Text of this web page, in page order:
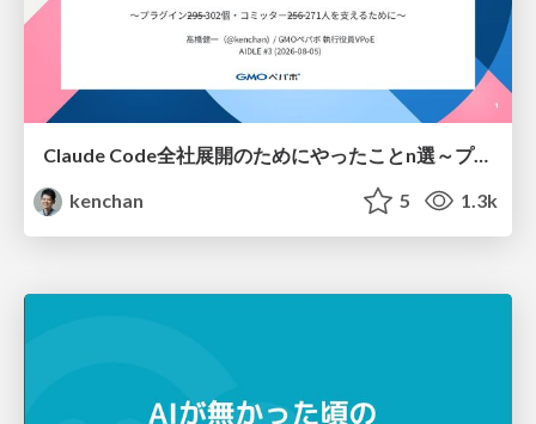
Claude Code全社展開のためにやったことn選～プラグイン302個・コミッター271人を支えるために～
kenchan
5 1.3k